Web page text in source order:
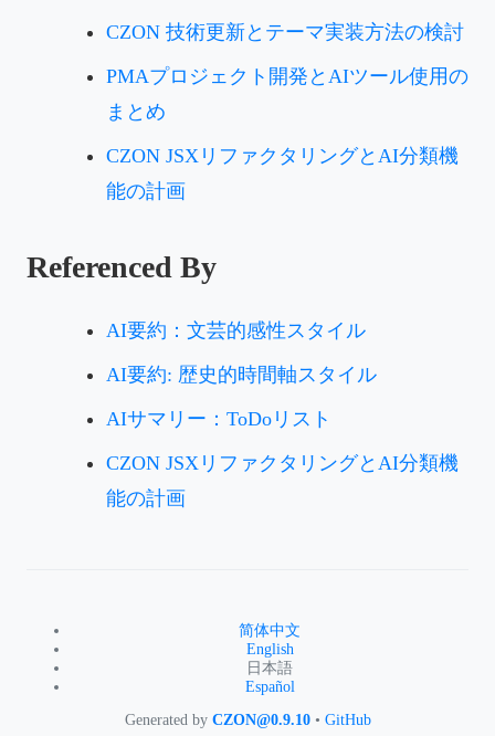
CZON 技術更新とテーマ実装方法の検討
PMAプロジェクト開発とAIツール使用の
まとめ
CZON JSXリファクタリングとAI分類機
能の計画
Referenced By
AI要約：文芸的感性スタイル
AI要約: 歴史的時間軸スタイル
AIサマリー：ToDoリスト
CZON JSXリファクタリングとAI分類機
能の計画
简体中文
English
日本語
Español
Generated by CZON@0.9.10• GitHub